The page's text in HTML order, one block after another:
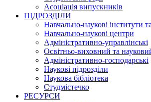
Асоціація випускників
ПІДРОЗДІЛИ
Навчально-наукові інститути
Навчально-наукові центри
Адміністративно-управлінські
Освітньо-виховний та
Адміністративно-господарські
Наукові підрозділи
Наукова бібліотека
Студмістечко
РЕСУРСИ